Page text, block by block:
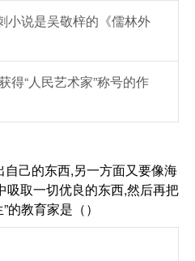
小说是吴敬梓的《儒林外
得“人民艺术家”称号的作
自己的东西,另一方面又要像海
吸取一切优良的东西,然后再把
教育家是（）